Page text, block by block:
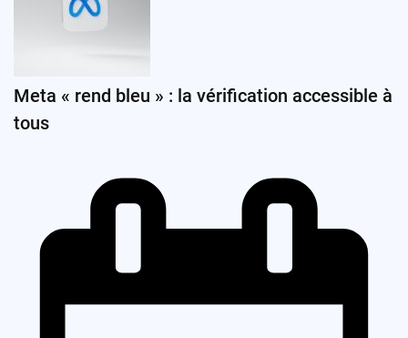
Meta « rend bleu » : la vérification accessible à
tous